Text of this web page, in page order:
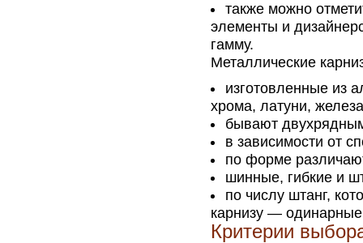
также можно
элементы и
гамму.
Металлические
изготовленные из
хрома, латуни,
бывают
в зависимости от
по форме
шинные, гибкие и
по числу штанг,
карнизу —
Критерии